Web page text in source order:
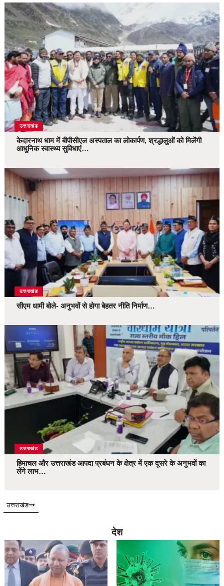
उत्तराखंड
केदारनाथ धाम में बीपीसीएल अस्पताल का लोकार्पण, श्रद्धालुओं को मिलेंगी
आधुनिक स्वास्थ्य सुविधाएं…
उत्तराखंड
सीएम धामी बोले- अनुभवों से होगा बेहतर नीति निर्माण…
उत्तराखंड
हिमाचल और उत्तराखंड आपदा प्रबंधन के क्षेत्र में एक दूसरे के अनुभवों का
लेंगे लाभ…
उत्तराखंड
देश